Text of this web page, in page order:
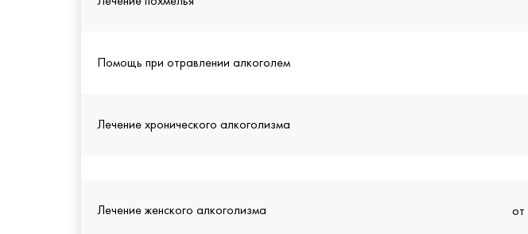
Помощь при отравлении алкоголем
Лечение хронического алкоголизма
Лечение женского алкоголизма от